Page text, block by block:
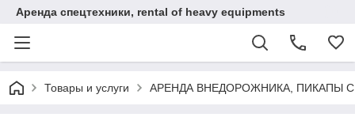
Аренда спецтехники, rental of heavy equipments
Товары и услуги АРЕНДА ВНЕДОРОЖНИКА, ПИКАПЫ